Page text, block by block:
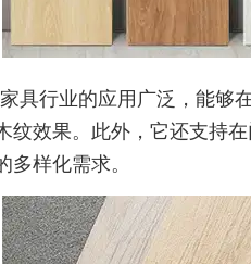
具行业的应用广泛，能够
纹效果。此外，它还支持
多样化需求。